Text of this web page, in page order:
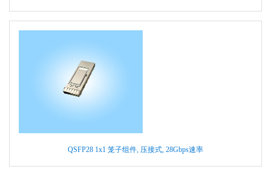
QSFP28 1x1 笼子组件, 压接式, 28Gbps速率